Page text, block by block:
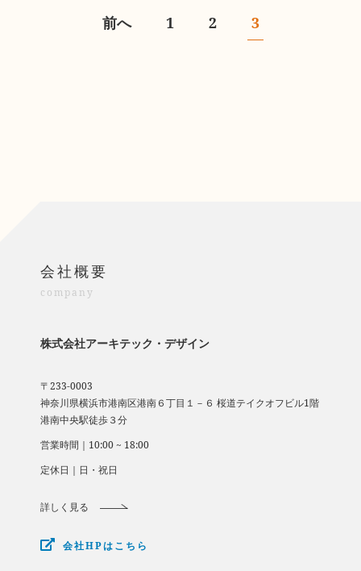
前へ 1 2 3
会社概要
company
株式会社アーキテック・デザイン
〒233-0003
​​​​​​​神奈川県横浜市港南区港南６丁目１－６ 桜道テイクオフビル1階
​​​​​​​港南中央駅徒歩３分
営業時間｜10:00 ~ 18:00
定休日｜日・祝日
詳しく見る
会社HPはこちら